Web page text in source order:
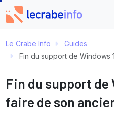
Le Crabe Info
Guides
Fin du support de Windows
Fin du support de
faire de son